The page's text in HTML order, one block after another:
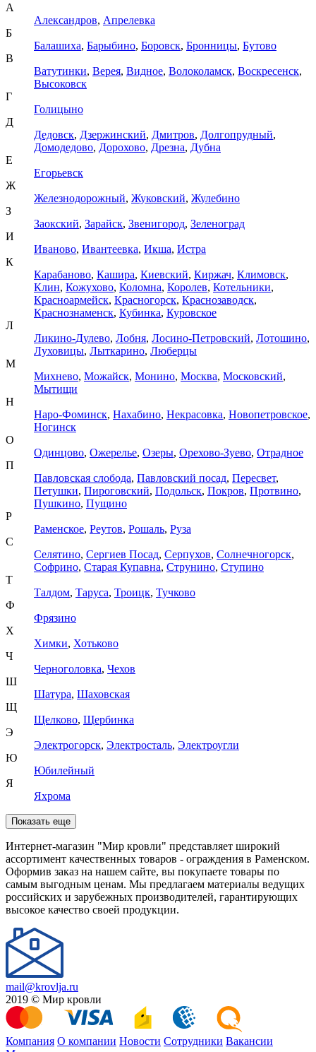
А
Александров, Апрелевка
Б
Балашиха, Барыбино, Боровск, Бронницы, Бутово
В
Ватутинки, Верея, Видное, Волоколамск, Воскресенск,
Высоковск
Г
Голицыно
Д
Дедовск, Дзержинский, Дмитров, Долгопрудный,
Домодедово, Дорохово, Дрезна, Дубна
Е
Егорьевск
Ж
Железнодорожный, Жуковский, Жулебино
З
Заокский, Зарайск, Звенигород, Зеленоград
И
Иваново, Ивантеевка, Икша, Истра
К
Карабаново, Кашира, Киевский, Киржач, Климовск,
Клин, Кожухово, Коломна, Королев, Котельники,
Красноармейск, Красногорск, Краснозаводск,
Краснознаменск, Кубинка, Куровское
Л
Ликино-Дулево, Лобня, Лосино-Петровский, Лотошино,
Луховицы, Лыткарино, Люберцы
М
Михнево, Можайск, Монино, Москва, Московский,
Мытищи
Н
Наро-Фоминск, Нахабино, Некрасовка, Новопетровское,
Ногинск
О
Одинцово, Ожерелье, Озеры, Орехово-Зуево, Отрадное
П
Павловская слобода, Павловский посад, Пересвет,
Петушки, Пироговский, Подольск, Покров, Протвино,
Пушкино, Пущино
Р
Раменское, Реутов, Рошаль, Руза
С
Селятино, Сергиев Посад, Серпухов, Солнечногорск,
Софрино, Старая Купавна, Струнино, Ступино
Т
Талдом, Таруса, Троицк, Тучково
Ф
Фрязино
Х
Химки, Хотьково
Ч
Черноголовка, Чехов
Ш
Шатура, Шаховская
Щ
Щелково, Щербинка
Э
Электрогорск, Электросталь, Электроугли
Ю
Юбилейный
Я
Яхрома
Показать еще
Интернет-магазин "Мир кровли" представляет широкий
ассортимент качественных товаров - ограждения в Раменском.
Оформив заказ на нашем сайте, вы покупаете товары по
самым выгодным ценам. Мы предлагаем материалы ведущих
российских и зарубежных производителей, гарантирующих
высокое качество своей продукции.
mail@krovlja.ru
2019 © Мир кровли
Компания О компании Новости Сотрудники Вакансии